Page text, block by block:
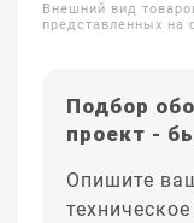
Внешний вид
представленных на
Подбор
проект -
Опишите